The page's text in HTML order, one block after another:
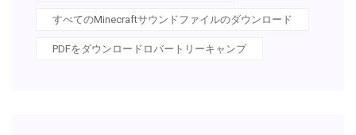
すべてのMinecraftサウンドファイルのダウンロード
PDFをダウンロードロバートリーキャンプ